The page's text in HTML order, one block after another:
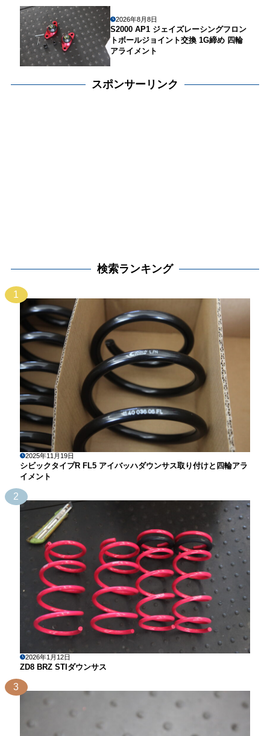
2026年8月8日
S2000 AP1 ジェイズレーシングフロン
トボールジョイント交換 1G締め 四輪
アライメント
スポンサーリンク
検索ランキング
1
2025年11月19日
シビックタイプR FL5 アイバッハダウンサス取り付けと四輪アラ
イメント
2
2026年1月12日
ZD8 BRZ STIダウンサス
3